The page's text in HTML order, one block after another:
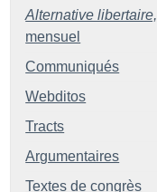
Alternative libertaire,
mensuel
Communiqués
Webditos
Tracts
Argumentaires
Textes de congrès